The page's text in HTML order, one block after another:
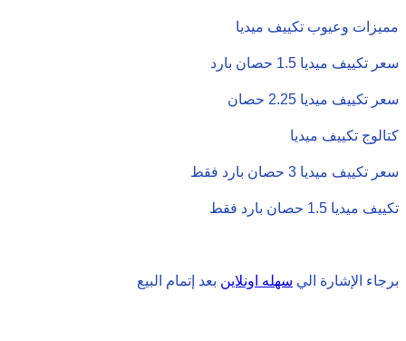
مميزات وعيوب تكييف ميديا
سعر تكييف ميديا 1.5 حصان بارد
سعر تكييف ميديا 2.25 حصان
كتالوج تكييف ميديا
سعر تكييف ميديا 3 حصان بارد فقط
تكييف ميديا 1.5 حصان بارد فقط
برجاء الإشارة الي سهله اونلاين بعد إتمام البيع